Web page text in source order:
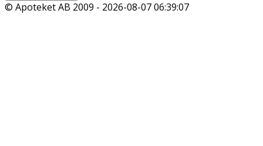
© Apoteket AB 2009 - 2026-08-07 06:39:07